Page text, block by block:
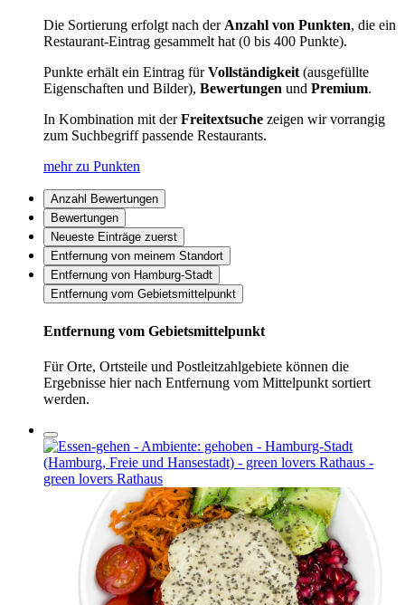
Die Sortierung erfolgt nach derAnzahl von Punkten, die ein
Restaurant-Eintrag gesammelt hat (0 bis 400 Punkte).
Punkte erhält ein Eintrag fürVollständigkeit(ausgefüllte
Eigenschaften und Bilder), Bewertungen und Premium.
In Kombination mit derFreitextsuche zeigen wir vorrangig
zum Suchbegriff passende Restaurants.
mehr zu Punkten
Anzahl Bewertungen
Bewertungen
Neueste Einträge zuerst
Entfernung von meinem Standort
Entfernung von Hamburg-Stadt
Entfernung vom Gebietsmittelpunkt
Entfernung vom Gebietsmittelpunkt
Für Orte, Ortsteile und Postleitzahlgebiete können die
Ergebnisse hier nach Entfernung vom Mittelpunkt sortiert
werden.